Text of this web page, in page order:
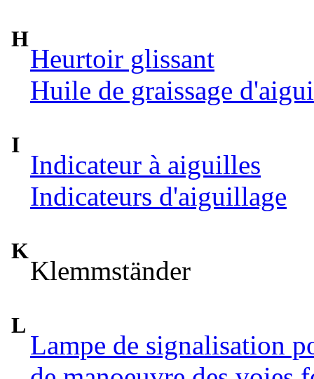
H
Heurtoir glissant
Huile de graissage
I
Indicateur à aiguilles
Indicateurs d'aiguillage
K
Klemmständer
L
Lampe de signalisation